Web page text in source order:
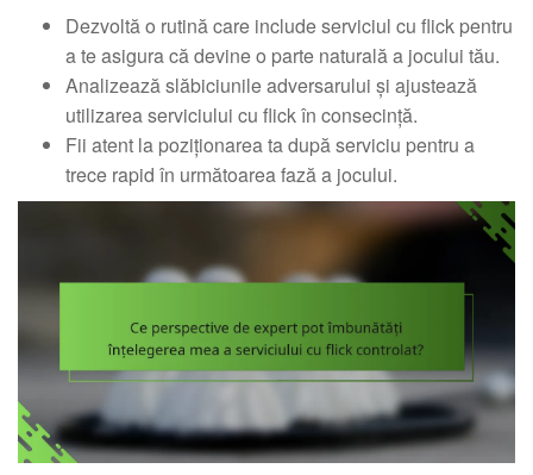
Dezvoltă o rutină care include serviciul cu flick pentru
a te asigura că devine o parte naturală a jocului tău.
Analizează slăbiciunile adversarului și ajustează
utilizarea serviciului cu flick în consecință.
Fii atent la poziționarea ta după serviciu pentru a
trece rapid în următoarea fază a jocului.